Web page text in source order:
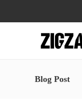
Blog Post